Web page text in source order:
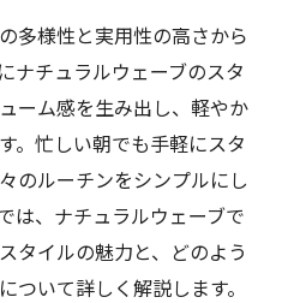
多様性と実用性の高さから
ナチュラルウェーブのスタ
ーム感を生み出し、軽やか
。忙しい朝でも手軽にスタ
のルーチンをシンプルにし
は、ナチュラルウェーブで
タイルの魅力と、どのよう
ついて詳しく解説します。